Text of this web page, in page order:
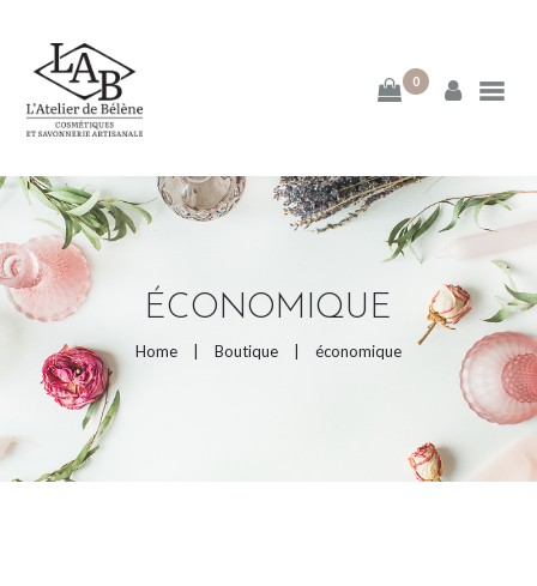
0
ÉCONOMIQUE
Home Boutique économique
ACCUEIL
MA DÉMARCHE
BLOG
E-BOUTIQUE